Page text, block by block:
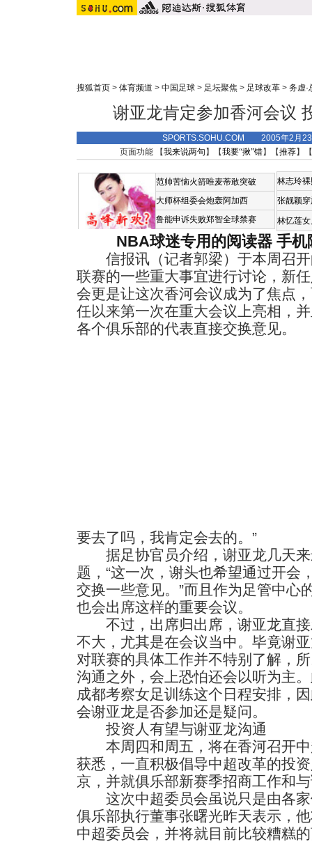
搜狐首页 > 体育频道 > 中国足球 > 足坛聚焦 > 足球改革 > 务虚·
谢亚龙肯定参加香河会议
SPORTS.SOHU.COM 2005年2月
页面功能 【我来说两句 】【我要“揪”错】【推荐】
范帅苦恼火箭唯麦蒂敢突破
大师杯组委会炮轰阿加西
鲁能申诉失败郑智全球禁赛
林志玲
张靓颖
林忆莲
NBA球迷专用的阅读器 手机
信报讯（记者郭梁）于本周召开
联赛的一些重大事宜进行讨论，新
会更是让这次香河会议成为了焦点
任以来第一次在重大会议上亮相，
各个俱乐部的代表直接交换意见。
要去了吗，我肯定会去的。”
据足协官员介绍，谢亚龙几天来
题，“这一次，谢头也希望通过开会
交换一些意见。”而且作为足管中心
也会出席这样的重要会议。
不过，出席归出席，谢亚龙直接
不大，尤其是在会议当中。毕竟谢
对联赛的具体工作并不特别了解，
沟通之外，会上恐怕还会以听为主
成都考察女足训练这个日程安排，
会谢亚龙是否参加还是疑问。
投资人有望与谢亚龙沟通
本周四和周五，将在香河召开中
获悉，一直积极倡导中超改革的投
京，并就俱乐部新赛季招商工作和
这次中超委员会虽说只是由各家
俱乐部执行董事张曙光昨天表示，
中超委员会，并将就目前比较糟糕